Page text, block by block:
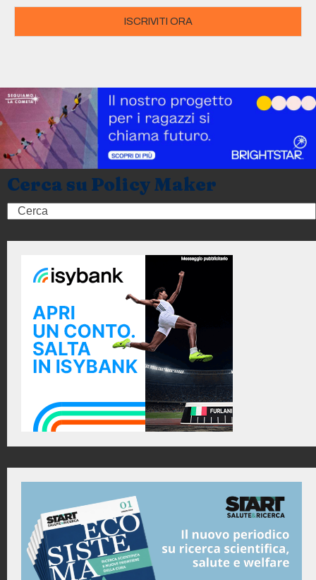
ISCRIVITI ORA
Cerca su Policy Maker
Search